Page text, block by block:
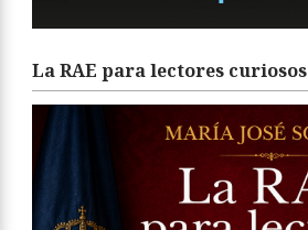
La RAE para lectores curiosos